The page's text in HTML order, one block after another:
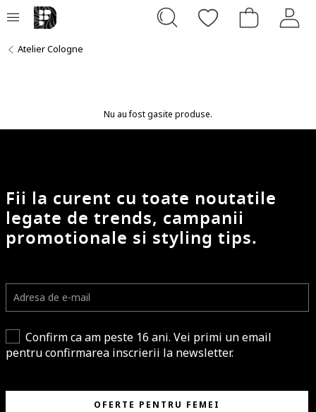
Atelier Cologne
Nu au fost gasite produse.
Fii la curent cu toate noutatile
legate de trends, campanii
promotionale si styling tips.
Confirm ca am peste 16 ani. Vei primi un email
pentru confirmarea inscrierii la newsletter.
OFERTE PENTRU FEMEI